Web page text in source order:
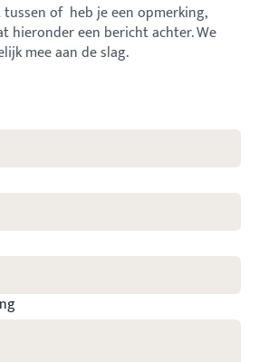
of heb je een opmerking,
hieronder een bericht achter. We
mee aan de slag.